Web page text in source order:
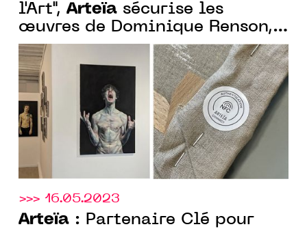
l'Art", Arteïa sécurise les
œuvres de Dominique Renson,
avec son passeport numérique
inviolable ancré sur la
blockchain Tezos
>>> 16.05.2023
Arteïa : Partenaire Clé pour